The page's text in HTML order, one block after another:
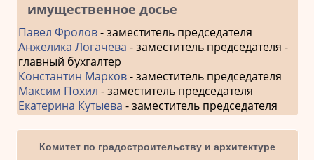
имущественное досье
Павел Фролов- заместитель председателя
Анжелика Логачева - заместитель председателя -
главный бухгалтер
Константин Марков- заместитель председателя
Максим Похил - заместитель председателя
Екатерина Кутыева - заместитель председателя
Комитет по градостроительству и архитектуре